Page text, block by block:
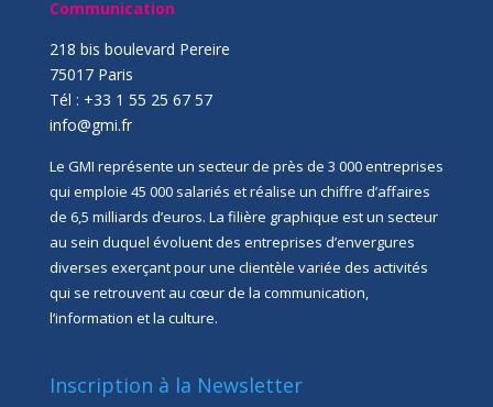
Communication
218 bis boulevard Pereire
75017 Paris
Tél : +33 1 55 25 67 57
info@gmi.fr
Le GMI représente un secteur de près de 3 000 entreprises
qui emploie 45 000 salariés et réalise un chiffre d’affaires
de 6,5 milliards d’euros. La filière graphique est un secteur
au sein duquel évoluent des entreprises d’envergures
diverses exerçant pour une clientèle variée des activités
qui se retrouvent au cœur de la communication,
l’information et la culture.
Inscription à la Newsletter